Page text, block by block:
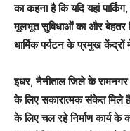
का कहना है कि यदि यहां
मूलभूत सुविधाओं का और बेहतर
धार्मिक पर्यटन के प्रमुख
इधर, नैनीताल जिले के रामनगर
के लिए सकारात्मक संकेत मिले
के लिए चल रहे निर्माण कार्य के